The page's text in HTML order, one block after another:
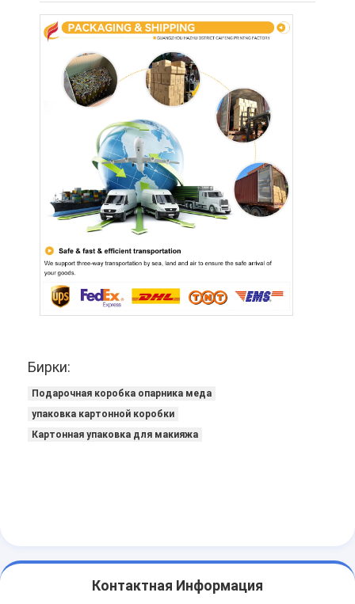
Бирки:
Подарочная коробка опарника меда
упаковка картонной коробки
Картонная упаковка для макияжа
Контактная Информация